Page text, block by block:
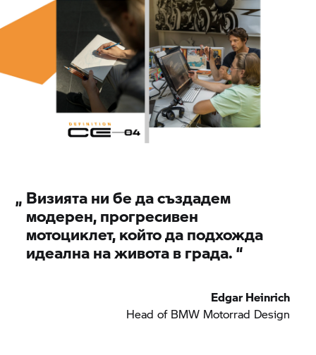
„ Визията ни бе да създадем
модерен, прогресивен
мотоциклет, който да подхожда
идеална на живота в града.“
Edgar Heinrich
Head of BMW Motorrad Design